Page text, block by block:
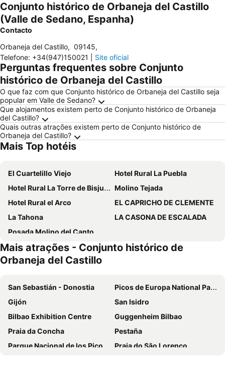
Conjunto histórico de Orbaneja del Castillo
(Valle de Sedano, Espanha)
Contacto
Orbaneja del Castillo, 09145,
Telefone: +34(947)150021 Site oficial
Perguntas frequentes sobre Conjunto
histórico de Orbaneja del Castillo
O que faz com que Conjunto histórico de Orbaneja del Castillo seja
popular em Valle de Sedano?
Que alojamentos existem perto de Conjunto histórico de Orbaneja
del Castillo?
Quais outras atrações existem perto de Conjunto histórico de
Orbaneja del Castillo?
Mais Top hotéis
El Cuartelillo Viejo
Hotel Rural La Puebla
Hotel Rural La Torre de Bisjueces
Molino Tejada
Hotel Rural el Arco
EL CAPRICHO DE CLEMENTE
La Tahona
LA CASONA DE ESCALADA
Posada Molino del Canto
Mais atrações - Conjunto histórico de
Orbaneja del Castillo
San Sebastián - Donostia
Picos de Europa National Park
Gijón
San Isidro
Bilbao Exhibition Centre
Guggenheim Bilbao
Praia da Concha
Pestaña
Parque Nacional de los Picos de Europa
Praia do São Lorenço